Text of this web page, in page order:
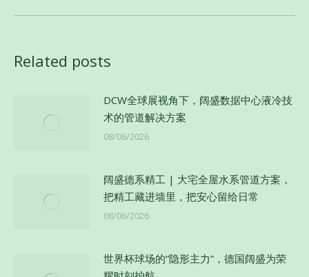
Related posts
DCW全球展视角下，阔盛数据中心液冷技
术的管道解决方案
08/06/2026
阔盛德系精工 | 大宅全屋水系管道方案，
把精工藏进墙里，把安心留给日常
08/06/2026
世界杯球场的“隐形主力”，德国阔盛为荣